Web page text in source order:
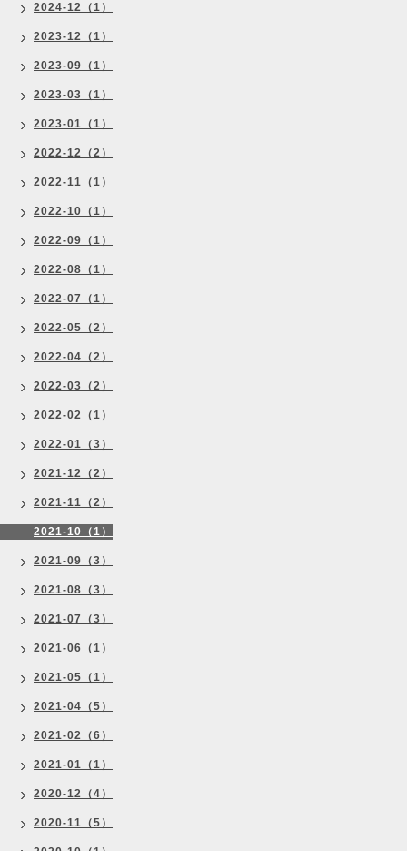
2024-12（1）
2023-12（1）
2023-09（1）
2023-03（1）
2023-01（1）
2022-12（2）
2022-11（1）
2022-10（1）
2022-09（1）
2022-08（1）
2022-07（1）
2022-05（2）
2022-04（2）
2022-03（2）
2022-02（1）
2022-01（3）
2021-12（2）
2021-11（2）
2021-10（1）
2021-09（3）
2021-08（3）
2021-07（3）
2021-06（1）
2021-05（1）
2021-04（5）
2021-02（6）
2021-01（1）
2020-12（4）
2020-11（5）